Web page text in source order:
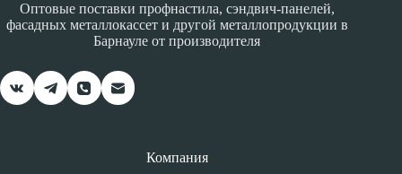
Оптовые поставки профнастила, сэндвич-панелей,
фасадных металлокассет и другой металлопродукции в
Барнауле от производителя
Компания